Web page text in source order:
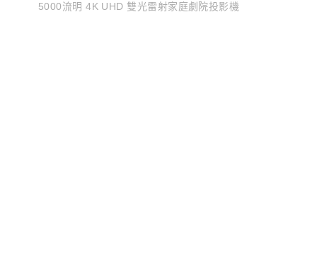
5000流明 4K UHD 雙光雷射家庭劇院投影機